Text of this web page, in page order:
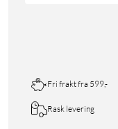
Fri frakt fra 599,-
Rask levering